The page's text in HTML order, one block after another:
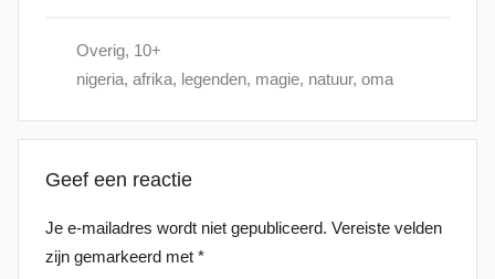
Overig, 10+
nigeria, afrika, legenden, magie, natuur, oma
Geef een reactie
Je e-mailadres wordt niet gepubliceerd. Vereiste velden
zijn gemarkeerd met *